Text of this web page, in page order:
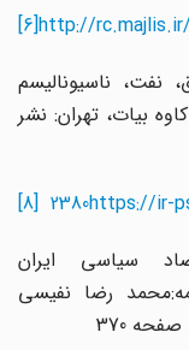
[6]http://
ناسیونالیسم
بیات، تهران: نشر
[8]
https://
2380
سیاسی ایران
رضا نفیسی